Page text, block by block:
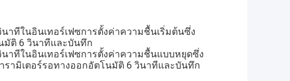
าทีในอินเทอร์เฟซการตั้งค่าความชื้นเริ่มต้นซึ่ง
มัติ 6 วินาทีและบันทึก
าทีในอินเทอร์เฟซการตั้งค่าความชื้นแบบหยุดซึ่ง
รามิเตอร์รอทางออกอัตโนมัติ 6 วินาทีและบันทึก